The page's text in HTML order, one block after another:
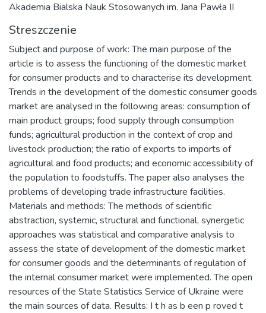
Akademia Bialska Nauk Stosowanych im. Jana Pawła II
Streszczenie
Subject and purpose of work: The main purpose of the
article is to assess the functioning of the domestic market
for consumer products and to characterise its development.
Trends in the development of the domestic consumer goods
market are analysed in the following areas: consumption of
main product groups; food supply through consumption
funds; agricultural production in the context of crop and
livestock production; the ratio of exports to imports of
agricultural and food products; and economic accessibility of
the population to foodstuffs. The paper also analyses the
problems of developing trade infrastructure facilities.
Materials and methods: The methods of scientific
abstraction, systemic, structural and functional, synergetic
approaches was statistical and comparative analysis to
assess the state of development of the domestic market
for consumer goods and the determinants of regulation of
the internal consumer market were implemented. The open
resources of the State Statistics Service of Ukraine were
the main sources of data. Results: I t h as b een p roved t